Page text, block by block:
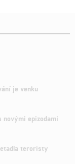
je venku
epizodami
teroristy